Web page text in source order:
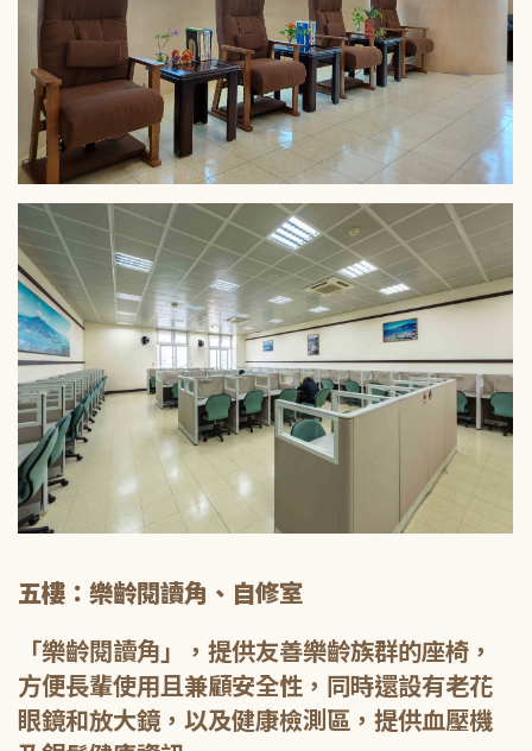
五樓：樂齡閱讀角、自修室
「樂齡閱讀角」，提供友善樂齡族群的座椅，
方便長輩使用且兼顧安全性，同時還設有老花
眼鏡和放大鏡，以及健康檢測區，提供血壓機